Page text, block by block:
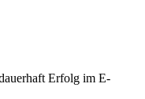
Erfolg im E-